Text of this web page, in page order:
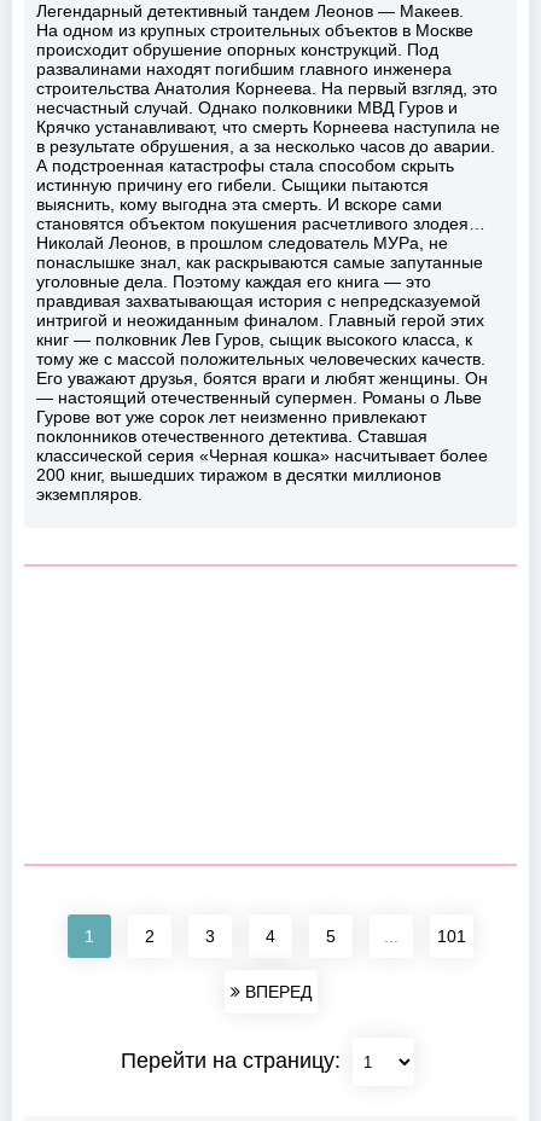
Легендарный детективный тандем Леонов — Макеев.
На одном из крупных строительных объектов в Москве
происходит обрушение опорных конструкций. Под
развалинами находят погибшим главного инженера
строительства Анатолия Корнеева. На первый взгляд, это
несчастный случай. Однако полковники МВД Гуров и
Крячко устанавливают, что смерть Корнеева наступила не
в результате обрушения, а за несколько часов до аварии.
А подстроенная катастрофы стала способом скрыть
истинную причину его гибели. Сыщики пытаются
выяснить, кому выгодна эта смерть. И вскоре сами
становятся объектом покушения расчетливого злодея…
Николай Леонов, в прошлом следователь МУРа, не
понаслышке знал, как раскрываются самые запутанные
уголовные дела. Поэтому каждая его книга — это
правдивая захватывающая история с непредсказуемой
интригой и неожиданным финалом. Главный герой этих
книг — полковник Лев Гуров, сыщик высокого класса, к
тому же с массой положительных человеческих качеств.
Его уважают друзья, боятся враги и любят женщины. Он
— настоящий отечественный супермен. Романы о Льве
Гурове вот уже сорок лет неизменно привлекают
поклонников отечественного детектива. Ставшая
классической серия «Черная кошка» насчитывает более
200 книг, вышедших тиражом в десятки миллионов
экземпляров.
1 2 3 4 5 101
ВПЕРЕД
Перейти на страницу: